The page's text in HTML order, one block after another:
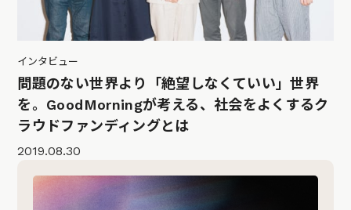
インタビュー
問題のない世界より「絶望しなくていい」世界
を。GoodMorningが考える、社会をよくするク
ラウドファンディングとは
2019.08.30